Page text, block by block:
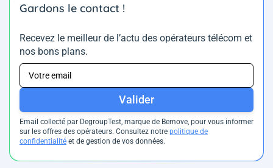
Gardons le contact !
Recevez le meilleur de l’actu des opérateurs télécom et
nos bons plans.
Valider
Email collecté par DegroupTest, marque de Bemove, pour vous informer
sur les offres des opérateurs. Consultez notre politique de
confidentialité et de gestion de vos données.